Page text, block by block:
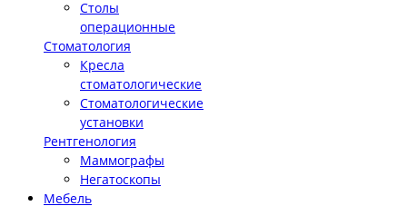
Столы
операционные
Стоматология
Кресла
стоматологические
Стоматологические
установки
Рентгенология
Маммографы
Негатоскопы
Мебель